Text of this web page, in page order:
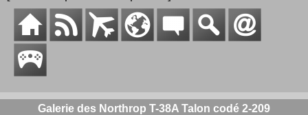
Galerie des Northrop T-38A Talon codé 2-209